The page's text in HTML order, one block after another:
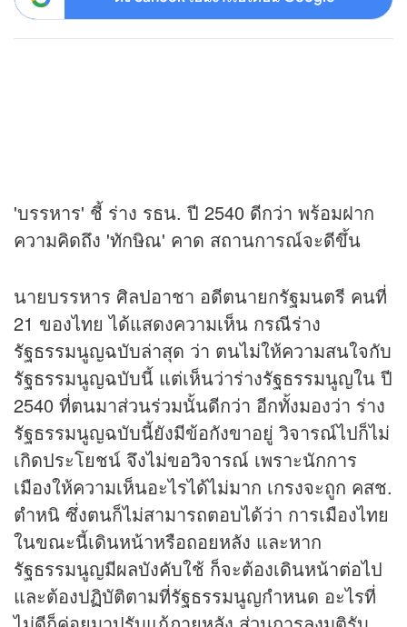
'บรรหาร' ชี้ ร่าง รธน. ปี 2540 ดีกว่า พร้อมฝาก
ความคิดถึง 'ทักษิณ' คาด สถานการณ์จะดีขึ้น
นายบรรหาร ศิลปอาชา อดีตนายกรัฐมนตรี คนที่
21 ของไทย ได้แสดงความเห็น กรณีร่าง
รัฐธรรมนูญฉบับล่าสุด ว่า ตนไม่ให้ความสนใจกับ
รัฐธรรมนูญฉบับนี้ แต่เห็นว่าร่างรัฐธรรมนูญใน ปี
2540 ที่ตนมาส่วนร่วมนั้นดีกว่า อีกทั้งมองว่า ร่าง
รัฐธรรมนูญฉบับนี้ยังมีข้อกังขาอยู่ วิจารณ์ไปก็ไม่
เกิดประโยชน์ จึงไม่ขอวิจารณ์ เพราะนักการ
เมืองให้ความเห็นอะไรได้ไม่มาก เกรงจะถูก คสช.
ตำหนิ ซึ่งตนก็ไม่สามารถตอบได้ว่า การเมืองไทย
ในขณะนี้เดินหน้าหรือถอยหลัง และหาก
รัฐธรรมนูญมีผลบังคับใช้ ก็จะต้องเดินหน้าต่อไป
และต้องปฏิบัติตามที่รัฐธรรมนูญกำหนด อะไรที่